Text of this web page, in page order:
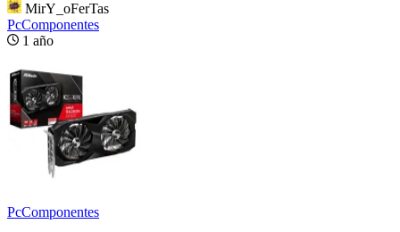
MirY_oFerTas
PcComponentes
1 año
PcComponentes